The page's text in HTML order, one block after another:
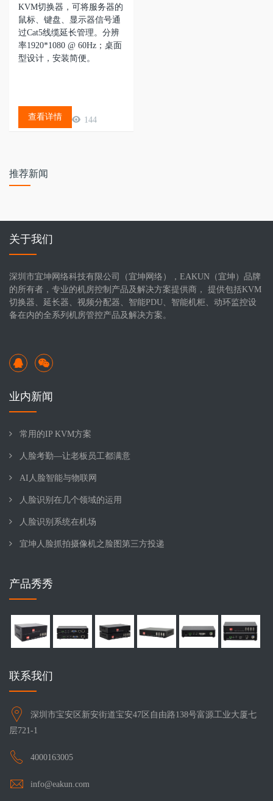
KVM切换器，可将服务器的
鼠标、键盘、显示器信号通
过Cat5线缆延长管理。分辨
率1920*1080 @ 60Hz；桌面
型设计，安装简便。
144
查看详情
推荐新闻
关于我们
深圳市宜坤网络科技有限公司（宜坤网络），EAKUN（宜坤）品牌
的所有者，专业的机房控制产品及解决方案提供商， 提供包括KVM
切换器、延长器、视频分配器、智能PDU、智能机柜、动环监控设
备在内的全系列机房管控产品及解决方案。
业内新闻
常用的IP KVM方案
人脸考勤—让老板员工都满意
AI人脸智能与物联网
人脸识别在几个领域的运用
人脸识别系统在机场
宜坤人脸抓拍摄像机之脸图第三方投递
产品秀秀
联系我们
深圳市宝安区新安街道宝安47区自由路138号富源工业大厦七
层721-1
4000163005
info@eakun.com